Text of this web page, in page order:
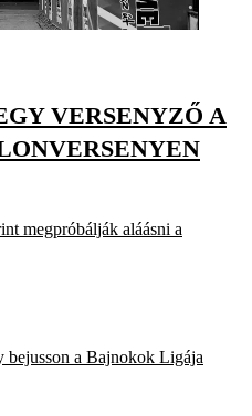
VERSENYZŐ A
megpróbálják aláásni a
bejusson a Bajnokok Ligája